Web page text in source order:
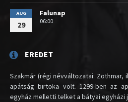
AUG
29
Falunap
06:00
EREDET
Szakmár (régi névváltozatai: Zothmar,
apátság birtoka volt. 1299-ben az
egyház melletti telket a bátyai egyházi